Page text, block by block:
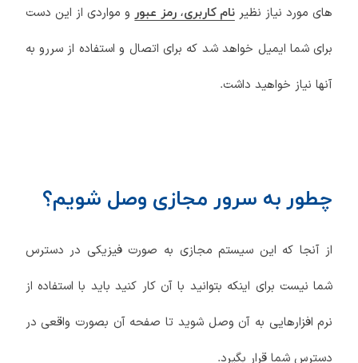
های مورد نیاز نظیر نام کاربری، رمز عبورو مواردی از این دست
برای شما ایمیل خواهد شد که برای اتصال و استفاده از سررو به
آنها نیاز خواهید داشت.
چطور به سرور مجازی وصل شویم؟
از آنجا که این سیستم مجازی به صورت فیزیکی در دسترس
شما نیست برای اینکه بتوانید با آن کار کنید باید با استفاده از
نرم افزارهایی به آن وصل شوید تا صفحه آن بصورت واقعی در
دسترس شما قرار بگیرد.